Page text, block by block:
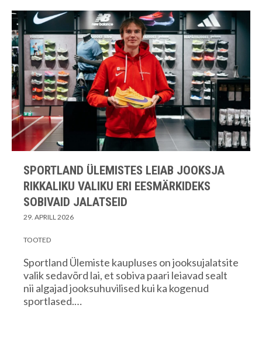
SPORTLAND ÜLEMISTES LEIAB JOOKSJA
RIKKALIKU VALIKU ERI EESMÄRKIDEKS
SOBIVAID JALATSEID
29. APRILL 2026
TOOTED
Sportland Ülemiste kaupluses on jooksujalatsite
valik sedavõrd lai, et sobiva paari leiavad sealt
nii algajad jooksuhuvilised kui ka kogenud
sportlased.…